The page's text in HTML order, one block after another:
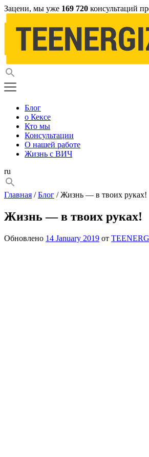
Зацени, мы уже 169 720 консультаций
Блог
о Кексе
Кто мы
Консультации
О нашей работе
Жизнь с ВИЧ
ru
Главная /Блог / Жизнь — в твоих руках!
Жизнь — в твоих руках!
Обновлено 14 January 2019 от